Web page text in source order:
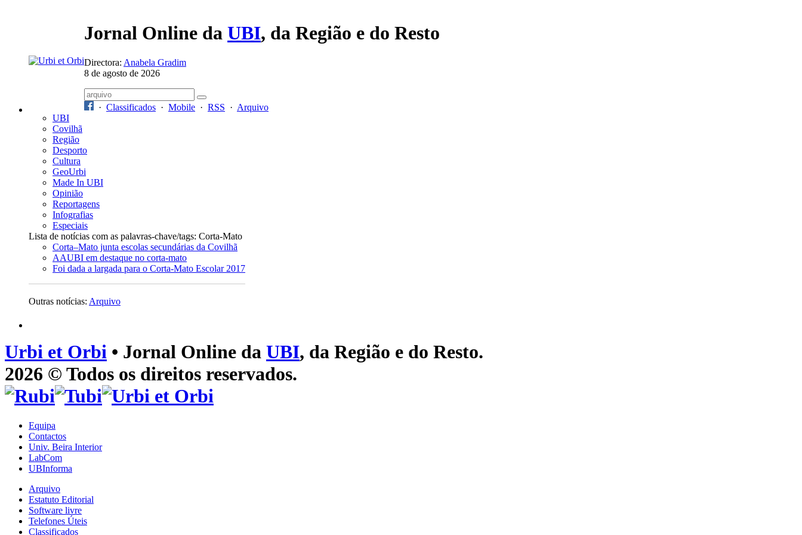
Jornal Online da UBI, da Região e do Resto
Directora: Anabela Gradim
8 de agosto de 2026
· Classificados · Mobile · RSS · Arquivo
UBI
Covilhã
Região
Desporto
Cultura
GeoUrbi
Made In UBI
Opinião
Reportagens
Infografias
Especiais
Lista de notícias com as palavras-chave/tags: Corta-Mato
Corta–Mato junta escolas secundárias da Covilhã
AAUBI em destaque no corta-mato
Foi dada a largada para o Corta-Mato Escolar 2017
Outras notícias: Arquivo
Urbi et Orbi • Jornal Online da UBI, da Região e do Resto.
2026 © Todos os direitos reservados.
Equipa
Contactos
Univ. Beira Interior
LabCom
UBInforma
Arquivo
Estatuto Editorial
Software livre
Telefones Úteis
Classificados